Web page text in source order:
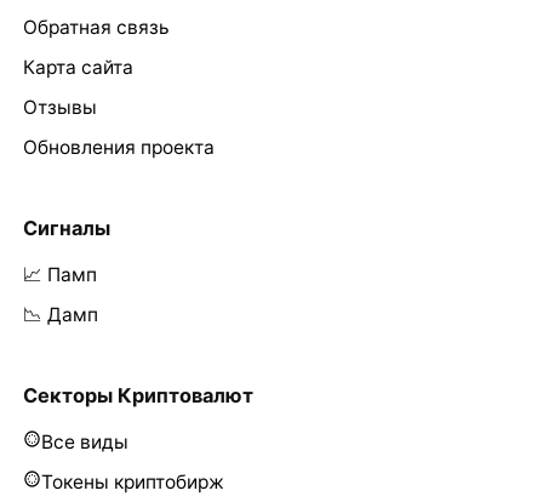
Обратная связь
Карта сайта
Отзывы
Обновления проекта
Сигналы
📈 Памп
📉 Дамп
Секторы Криптовалют
Все виды
Токены криптобирж